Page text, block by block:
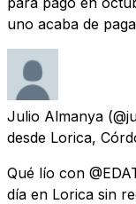
uno acaba de
Julio Almanya
desde Lorica,
Qué lío con
día en Lorica sin